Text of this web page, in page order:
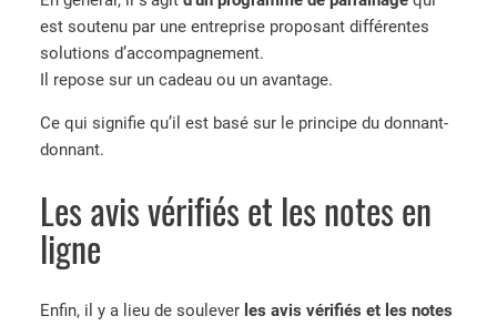
est soutenu par une entreprise proposant différentes
solutions d’accompagnement.
Il repose sur un cadeau ou un avantage.
Ce qui signifie qu’il est basé sur le principe du donnant-
donnant.
Les avis vérifiés et les notes en
ligne
Enfin, il y a lieu de soulever les avis vérifiés et les notes